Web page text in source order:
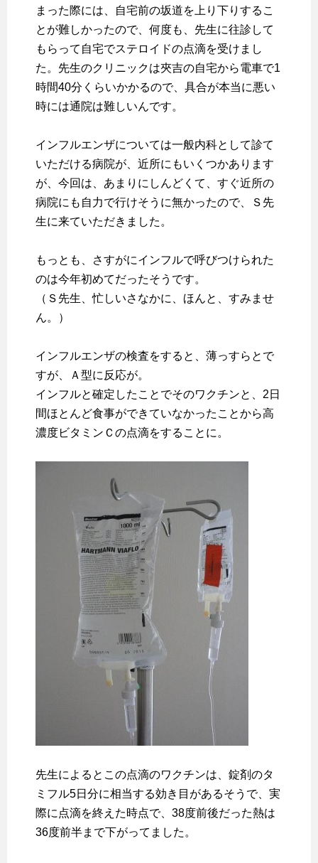
まった際には、自宅前の坂道を上り下りするこ
とが難しかったので、何度も、先生に往診して
もらって自宅でステロイドの点滴を受けまし
た。先生のクリニックは夾吉の自宅から電車で1
時間40分くらいかかるので、具合が本当に悪い
時には通院は難しいんです。
インフルエンザについては一般内科として診て
いただける病院が、近所にもいくつかあります
が、今回は、あまりにしんどくて、すぐ近所の
病院にも自力で行けそうに無かったので、Ｓ先
生に来ていただきました。
もっとも、さすがにインフルで呼びつけられた
のは今年初めてだったそうです。
（Ｓ先生、忙しいさなかに、ほんと、すみませ
ん。）
インフルエンザの検査をすると、薄っすらとで
すが、Ａ型に反応が。
インフルと確定したことでそのワクチンと、2日
間ほとんど食事ができていなかったことから高
濃度ビタミンＣの点滴をすることに。
先生によるとこの点滴のワクチンは、錠剤のタ
ミフル5日分に相当する効き目があるそうで、実
際に点滴を終えた時点で、38度前後だった熱は
36度前半まで下がってました。